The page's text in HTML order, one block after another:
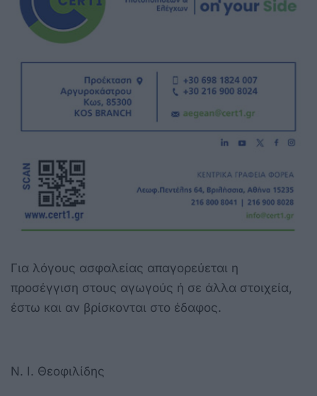
Για λόγους ασφαλείας απαγορεύεται η
προσέγγιση στους αγωγούς ή σε άλλα στοιχεία,
έστω και αν βρίσκονται στο έδαφος.
Ν. Ι. Θεοφιλίδης